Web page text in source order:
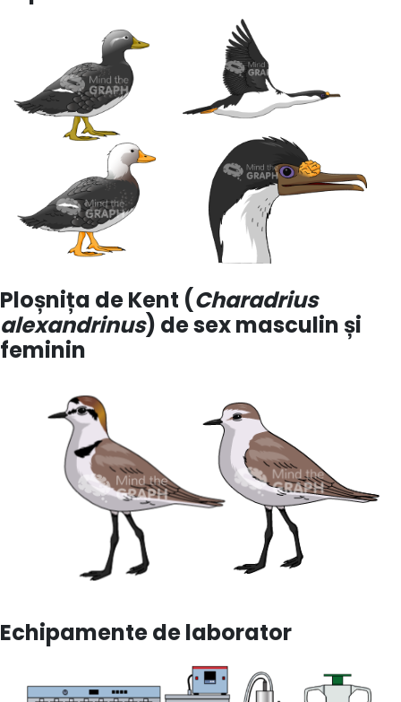
Ploșnița de Kent (Charadrius
alexandrinus) de sex masculin și
feminin
Echipamente de laborator